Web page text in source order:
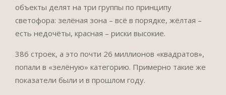
объекты делят на три группы по принципу
светофора: зелёная зона – всё в порядке, жёлтая –
есть недочёты, красная – риски высокие.
386 строек, а это почти 26 миллионов «квадратов»,
попали в «зелёную» категорию. Примерно такие же
показатели были и в прошлом году.